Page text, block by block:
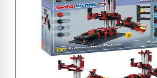
Меблі